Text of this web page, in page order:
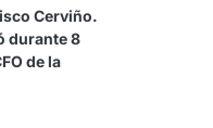
Cerviño.
durante 8
de la